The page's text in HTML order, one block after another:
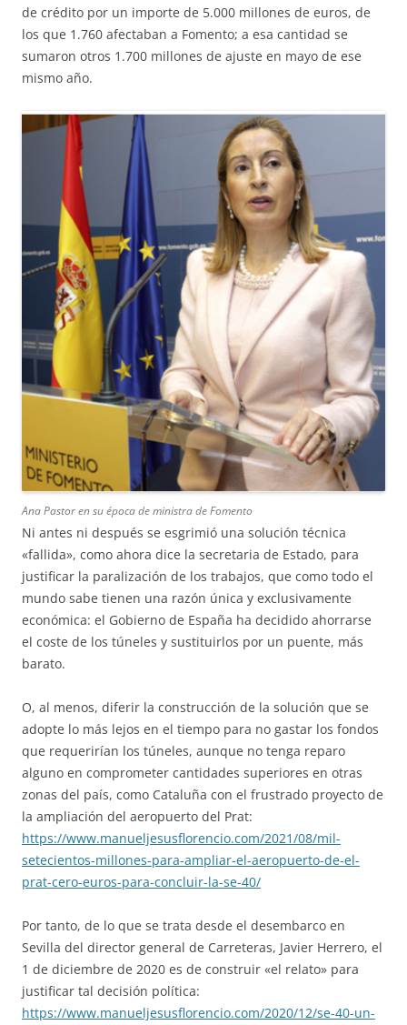
de crédito por un importe de 5.000 millones de euros, de
los que 1.760 afectaban a Fomento; a esa cantidad se
sumaron otros 1.700 millones de ajuste en mayo de ese
mismo año.
Ana Pastor en su época de ministra de Fomento
Ni antes ni después se esgrimió una solución técnica
«fallida», como ahora dice la secretaria de Estado, para
justificar la paralización de los trabajos, que como todo el
mundo sabe tienen una razón única y exclusivamente
económica: el Gobierno de España ha decidido ahorrarse
el coste de los túneles y sustituirlos por un puente, más
barato.
O, al menos, diferir la construcción de la solución que se
adopte lo más lejos en el tiempo para no gastar los fondos
que requerirían los túneles, aunque no tenga reparo
alguno en comprometer cantidades superiores en otras
zonas del país, como Cataluña con el frustrado proyecto de
la ampliación del aeropuerto del Prat:
https://www.manueljesusflorencio.com/2021/08/mil-
setecientos-millones-para-ampliar-el-aeropuerto-de-el-
prat-cero-euros-para-concluir-la-se-40/
Por tanto, de lo que se trata desde el desembarco en
Sevilla del director general de Carreteras, Javier Herrero, el
1 de diciembre de 2020 es de construir «el relato» para
justificar tal decisión política:
https://www.manueljesusflorencio.com/2020/12/se-40-un-